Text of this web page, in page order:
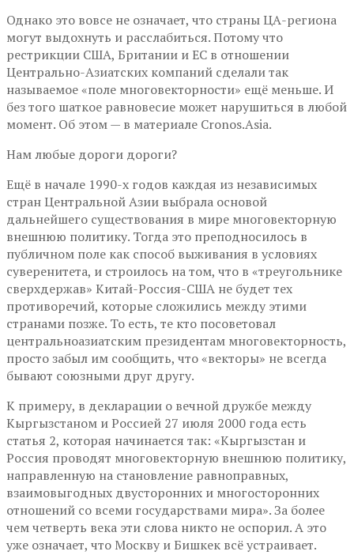
Однако это вовсе не означает, что страны ЦА-региона
могут выдохнуть и расслабиться. Потому что
рестрикции США, Британии и ЕС в отношении
Центрально-Азиатских компаний сделали так
называемое «поле многовекторности» ещё меньше. И
без того шаткое равновесие может нарушиться в любой
момент. Об этом — в материале Cronos.Asia.
Нам любые дороги дороги?
Ещё в начале 1990-х годов каждая из независимых
стран Центральной Азии выбрала основой
дальнейшего существования в мире многовекторную
внешнюю политику. Тогда это преподносилось в
публичном поле как способ выживания в условиях
суверенитета, и строилось на том, что в «треугольнике
сверхдержав» Китай-Россия-США не будет тех
противоречий, которые сложились между этими
странами позже. То есть, те кто посоветовал
центральноазиатским президентам многовекторность,
просто забыл им сообщить, что «векторы» не всегда
бывают союзными друг другу.
К примеру, в декларации о вечной дружбе между
Кыргызстаном и Россией 27 июля 2000 года есть
статья 2, которая начинается так: «Кыргызстан и
Россия проводят многовекторную внешнюю политику,
направленную на становление равноправных,
взаимовыгодных двусторонних и многосторонних
отношений со всеми государствами мира». За более
чем четверть века эти слова никто не оспорил. А это
уже означает, что Москву и Бишкек всё устраивает.